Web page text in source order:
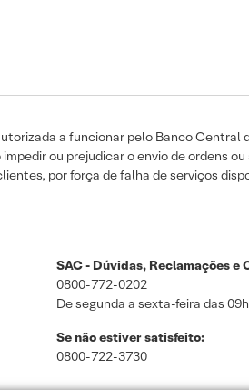
a funcionar pelo Banco Central
ou prejudicar o envio de ordens
por força de falha de serviços
SAC - Dúvidas, Reclamações e
0800-772-0202
De segunda a sexta-feira das
Se não estiver satisfeito:
0800-722-3730